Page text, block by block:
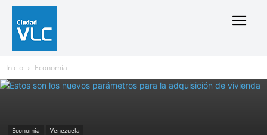
Inicio Economía
Economía Venezuela